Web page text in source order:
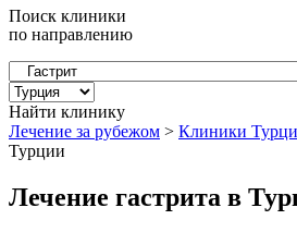
Поиск клиники
по направлению
Найти клинику
Лечение за рубежом > Клиники
Турции
Лечение гастрита в